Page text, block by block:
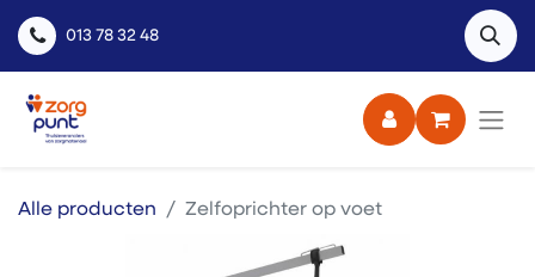
013 78 32 48
Alle producten Zelfoprichter op voet